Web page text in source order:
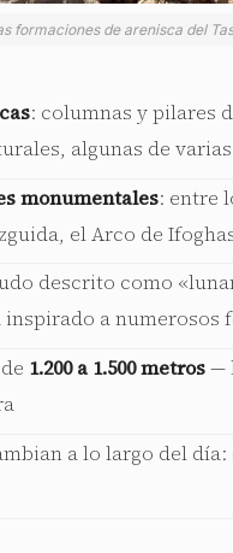
formaciones de arenisca del
: columnas y pilares
algunas de
monumentales: entre
el Arco de
descrito como
a numerosos
1.200 a 1.500 metros—
a lo largo del